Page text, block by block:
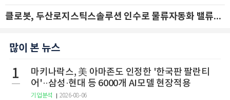
클로봇, 두산로지스틱스솔루션 인수로 물류자동화 밸류체인 확장 추진 - IBK투자증권
많이 본 뉴스
1
마키나락스, 美 아마존도 인정한 '한국판 팔란티
어'··삼성·현대 등 6000개 AI모델 현장적용
기업분석 2026-08-06